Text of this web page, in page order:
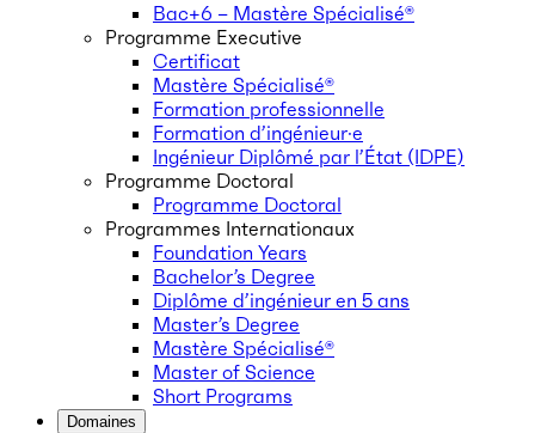
Bac+6 – Mastère Spécialisé®
Programme Executive
Certificat
Mastère Spécialisé®
Formation professionnelle
Formation d’ingénieur·e
Ingénieur Diplômé par l’État (IDPE)
Programme Doctoral
Programme Doctoral
Programmes Internationaux
Foundation Years
Bachelor’s Degree
Diplôme d’ingénieur en 5 ans
Master’s Degree
Mastère Spécialisé®
Master of Science
Short Programs
Domaines